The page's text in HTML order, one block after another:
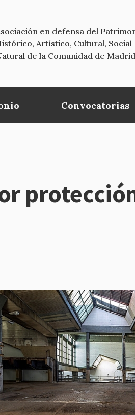
en defensa del
Artístico, Cultural,
de la Comunidad de Madrid
Convocatorias